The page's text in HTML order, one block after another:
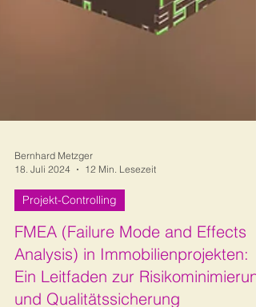
18. Juli 2024
12 Min. Lesezeit
Projekt-Controlling
FMEA (Failure Mode and Effects